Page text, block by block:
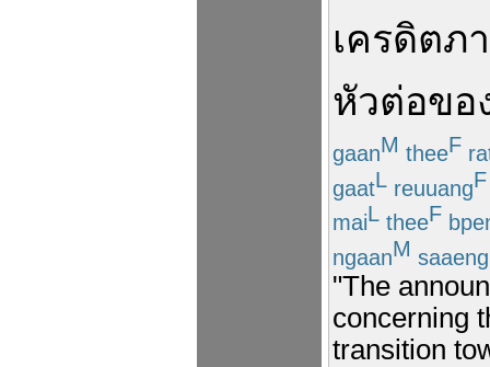
เครดิตภ
หัวต่อขอ
gaanM theeF
gaatL reuuangF
maiL theeF
ngaanM saaeng
"The
concerning
transition